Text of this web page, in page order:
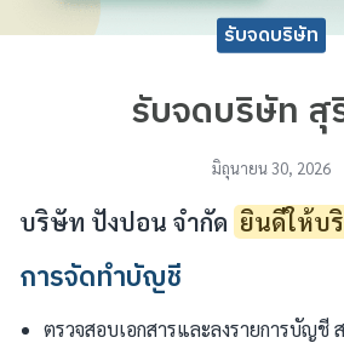
รับจดบริษัท
รับจดบริษัท สุ
มิถุนายน 30, 2026
บริษัท ปังปอน จำกัด ยินดีให้บ
การจัดทำบัญชี
ตรวจสอบเอกสารและลงรายการบัญชี